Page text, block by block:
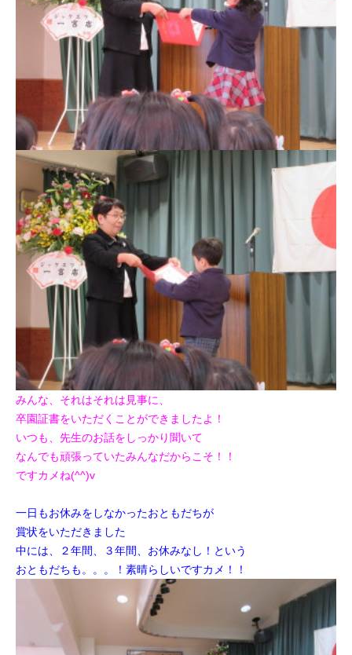
みんな、それはそれは見事に、
卒園証書をいただくことができましたよ！
いつも、先生のお話をしっかり聞いて
なんでも頑張っていたみんなだからこそ！！
ですカメね(^^)v
一日もお休みをしなかったおともだちが
賞状をいただきました
中には、２年間、３年間、お休みなし！という
おともだちも。。。！ 素晴らしいですカメ！！